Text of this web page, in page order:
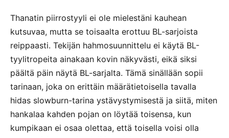
Thanatin piirrostyyli ei ole mielestäni kauhean
kutsuvaa, mutta se toisaalta erottuu BL-sarjoista
reippaasti. Tekijän hahmosuunnittelu ei käytä BL-
tyylitropeita ainakaan kovin näkyvästi, eikä siksi
päältä päin näytä BL-sarjalta. Tämä sinällään sopii
tarinaan, joka on erittäin määrätietoisella tavalla
hidas slowburn-tarina ystävystymisestä ja siitä, miten
hankalaa kahden pojan on löytää toisensa, kun
kumpikaan ei osaa olettaa, että toisella voisi olla